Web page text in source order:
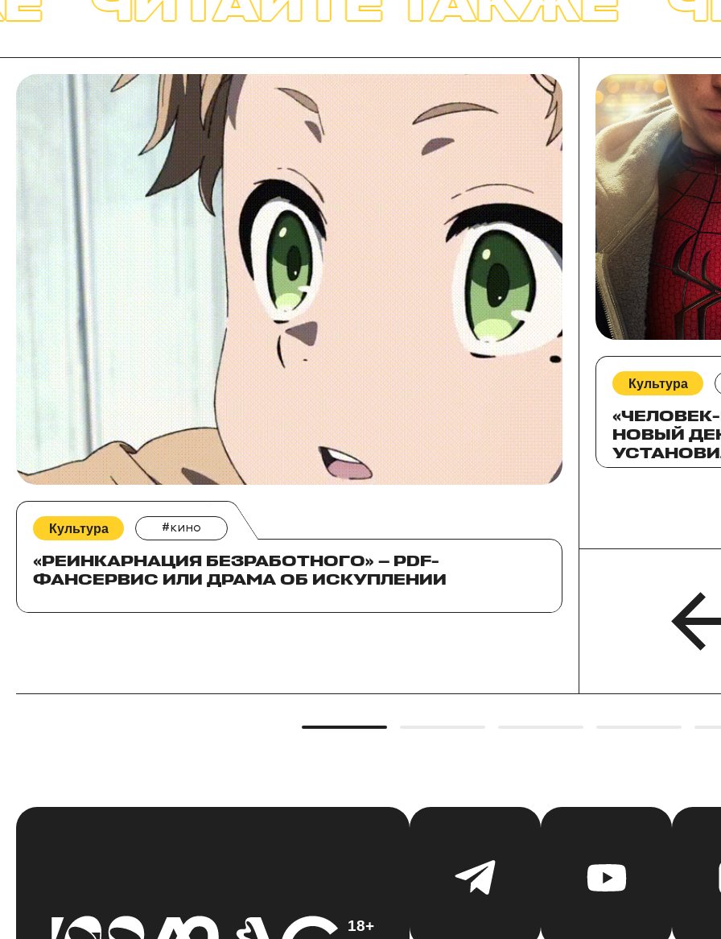
Культура #кино
«РЕИНКАРНАЦИЯ БЕЗРАБОТНОГО» — PDF-
ФАНСЕРВИС ИЛИ ДРАМА ОБ ИСКУПЛЕНИИ
Культура
НОВЫЙ
ПРОКАТА В
18+